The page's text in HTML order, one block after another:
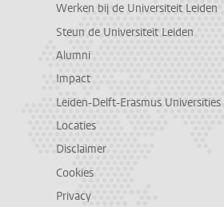
Werken bij de Universiteit Leiden
Steun de Universiteit Leiden
Alumni
Impact
Leiden-Delft-Erasmus Universities
Locaties
Disclaimer
Cookies
Privacy